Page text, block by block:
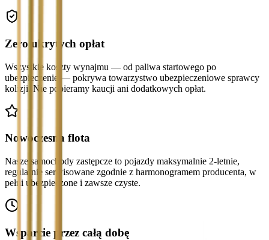
Zero ukrytych opłat
Wszystkie koszty wynajmu — od paliwa startowego po
ubezpieczenie — pokrywa towarzystwo ubezpieczeniowe sprawcy
kolizji. Nie pobieramy kaucji ani dodatkowych opłat.
Nowoczesna flota
Nasze samochody zastępcze to pojazdy maksymalnie 2-letnie,
regularnie serwisowane zgodnie z harmonogramem producenta, w
pełni ubezpieczone i zawsze czyste.
Wsparcie przez całą dobę